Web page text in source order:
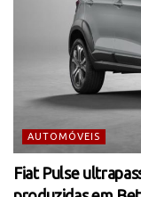
AUTOMÓVEIS
Fiat Pulse